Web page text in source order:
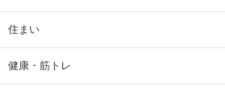
住まい
健康・筋トレ